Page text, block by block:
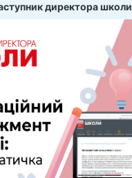
директора школи